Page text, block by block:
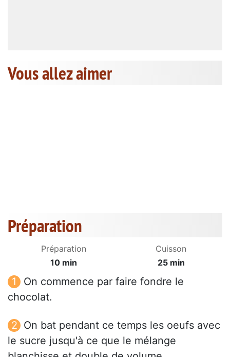
Vous allez aimer
Préparation
Préparation
10 min
Cuisson
25 min
On commence par faire fondre le
chocolat.
On bat pendant ce temps les oeufs avec
le sucre jusqu'à ce que le mélange